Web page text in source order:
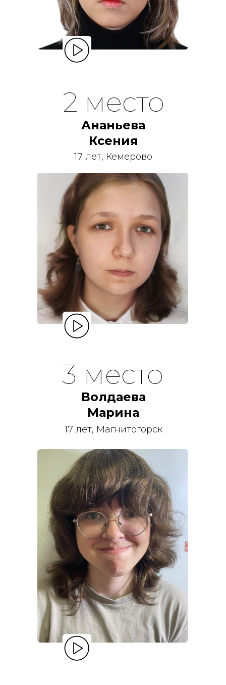
Ананьева
Ксения
17 лет, Кемерово
2 место
Волдаева
Марина
17 лет, Магнитогорск
3 место